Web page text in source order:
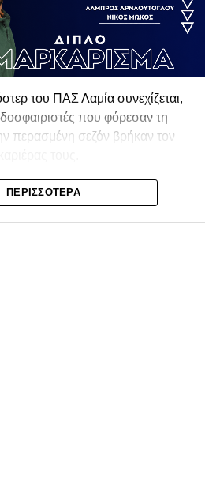
του ΠΑΣ Λαμία συνεχίζεται,
που φόρεσαν τη
περασμένη σεζόν βρήκαν τον
Τρούμπουλο και τον Χρυσόστομο
μαζί την ποδοσφαιρική
ΠΕΡΙΣΣΌΤΕΡΑ